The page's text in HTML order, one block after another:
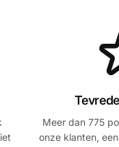
Meer dan 775
onze klanten,